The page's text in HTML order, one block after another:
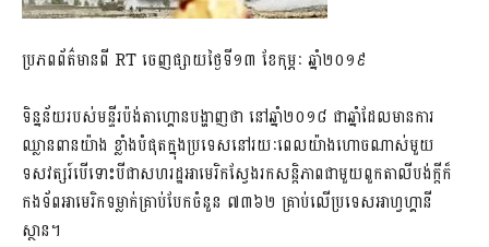
ប្រភពព័ត៌មានពី RT ចេញផ្សាយថ្ងៃទី១៣ ខែកុម្ភៈ ឆ្នាំ២០១៩
ទិន្នន័យរបស់មន្ទីរប៉ង់តាហ្គោនបង្ហាញថា នៅឆ្នាំ២០១៨ ជាឆ្នាំដែលមានការ
ឈ្លានពានយ៉ាង ខ្លាំងបំផុតក្នុងប្រទេសនៅរយៈពេលយ៉ាងហោចណាស់មួយ
ទសវត្សរ៍បើទោះបីជាសហរដ្ឋអាមេរិកស្វែងរកសន្តិភាពជាមួយពួកតាលីបង់ក្តីក៏
កងទ័ពអាមេរិកទម្លាក់គ្រាប់បែកចំនួន ៧៣៦២ គ្រាប់លើប្រទេសអាហ្វហ្គានី
ស្ថាន។